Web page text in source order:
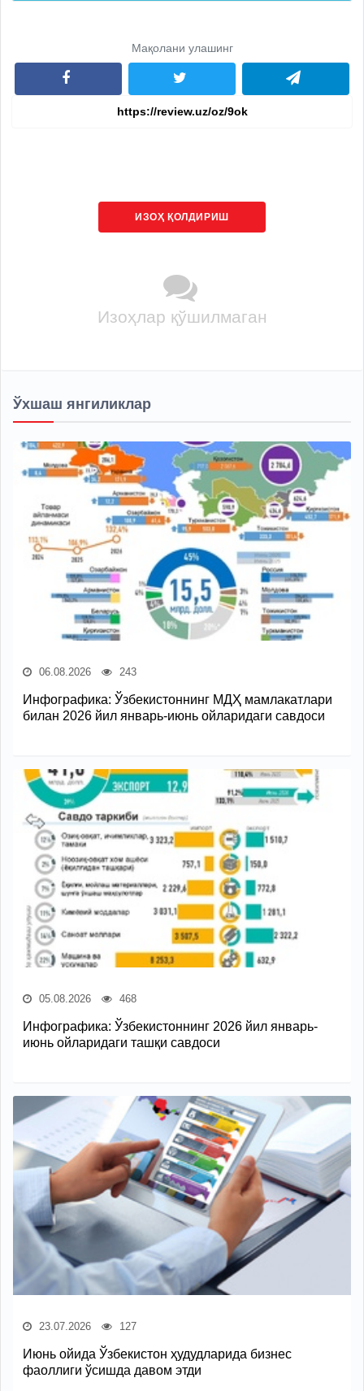
Мақолани улашинг
ИЗОҲ ҚОЛДИРИШ
Изоҳлар қўшилмаган
Ўхшаш янгиликлар
06.08.2026 243
Инфографика: Ўзбекистоннинг МДҲ мамлакатлари
билан 2026 йил январь-июнь ойларидаги савдоси
05.08.2026 468
Инфографика: Ўзбекистоннинг 2026 йил январь-
июнь ойларидаги ташқи савдоси
23.07.2026 127
Июнь ойида Ўзбекистон ҳудудларида бизнес
фаоллиги ўсишда давом этди